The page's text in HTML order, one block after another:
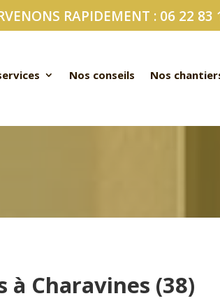
RAPIDEMENT : 06 22 83
Nos conseils Nos
Charavines (38)